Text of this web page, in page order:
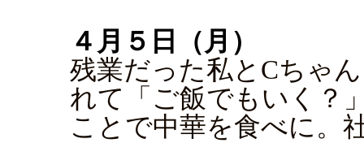
４月５日（月）
残業だった私とCちゃ
れて「ご飯でもいく？
ことで中華を食べに。